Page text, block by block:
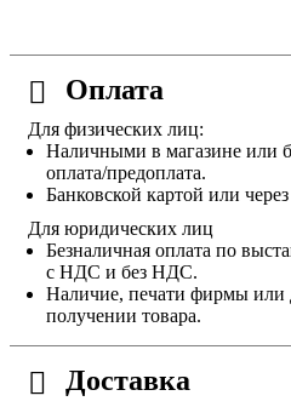
Оплата
Для физических лиц:
Наличными в магазине или
оплата/предоплата.
Банковской картой или
Для юридических лиц
Безналичная оплата по
с НДС и без НДС.
Наличие, печати фирмы или
получении товара.
Доставка